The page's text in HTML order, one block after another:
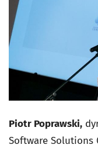
Piotr Poprawski,
Software Solutions